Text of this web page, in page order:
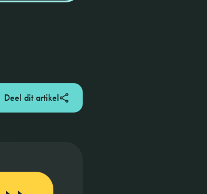
Deel dit artikel